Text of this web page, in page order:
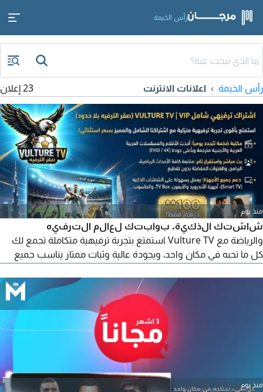
رأس الخيمة
رأس الخيمة اعلانات الانترنت 23 إعلان
منذ يوم
شاشتك الذكية. بوابتك لعالم الترفيه
والرياضة مع Vulture TV استمتع بتجربة ترفيهية متكاملة تجمع لك
كل ما تحبه في مكان واحد، وبجودة عالية وثبات ممتاز يناسب جميع
مستمرة أحدث الأفلام والمسلسلات العربية والأجنبية مع ترجمة
واضحة ودقيقة. تغطية رياضية شاملة متابعة لمختلف الأحداث
والمباريات الرياضية المحلية والدولية بدون تقطيع. بث مباشر لا يتوقف
منذ يوم